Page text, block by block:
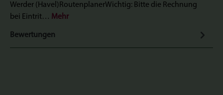
Werder (Havel)RoutenplanerWichtig: Bitte die Rechnung
bei Eintrit… Mehr
Bewertungen